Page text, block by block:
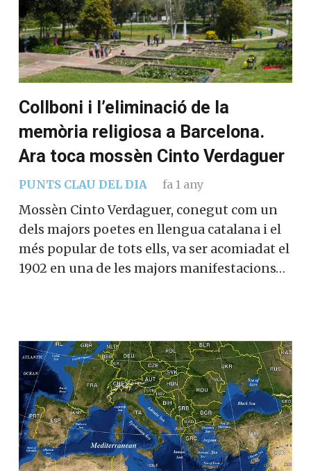
Collboni i l’eliminació de la
memòria religiosa a Barcelona.
Ara toca mossèn Cinto Verdaguer
PUNTS CLAU DEL DIA fa 1 any
Mossèn Cinto Verdaguer, conegut com un
dels majors poetes en llengua catalana i el
més popular de tots ells, va ser acomiadat el
1902 en una de les majors manifestacions…